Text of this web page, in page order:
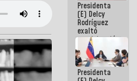
Presidenta
(E) Delcy
Rodríguez
exaltó
participación
de
Venezuela
en Juegos
Centroamericanos
Presidenta